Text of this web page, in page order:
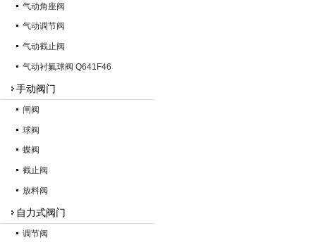
气动角座阀
气动调节阀
气动截止阀
气动衬氟球阀 Q641F46
手动阀门
闸阀
球阀
蝶阀
截止阀
放料阀
自力式阀门
调节阀